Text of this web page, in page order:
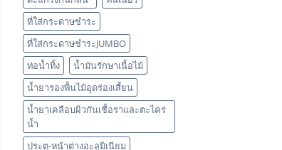
ที่ใส่กระดาษชำระ
ที่ใส่กระดาษชำระJUMBO
ท่อน้ำทิ้ง
น้ำมันรักษาเนื้อไม้
น้ำยารองพื้นไม้อุดร่องเสี้ยน
น้ำยาเคลือบผิวกันเชื้อราและตะไคร่
น้ำ
ประตู-หน้าต่างอะลูมิเนียม